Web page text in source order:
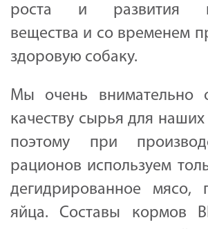
роста и развития
вещества и со временем
здоровую собаку.
Мы очень внимательно
качеству сырья для
поэтому при
рационов используем
дегидрированное мясо,
яйца. Составы кормов